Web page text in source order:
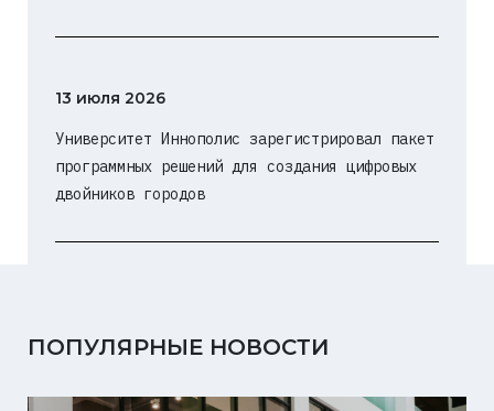
13 июля 2026
Университет Иннополис зарегистрировал пакет
программных решений для создания цифровых
двойников городов
ПОПУЛЯРНЫЕ НОВОСТИ